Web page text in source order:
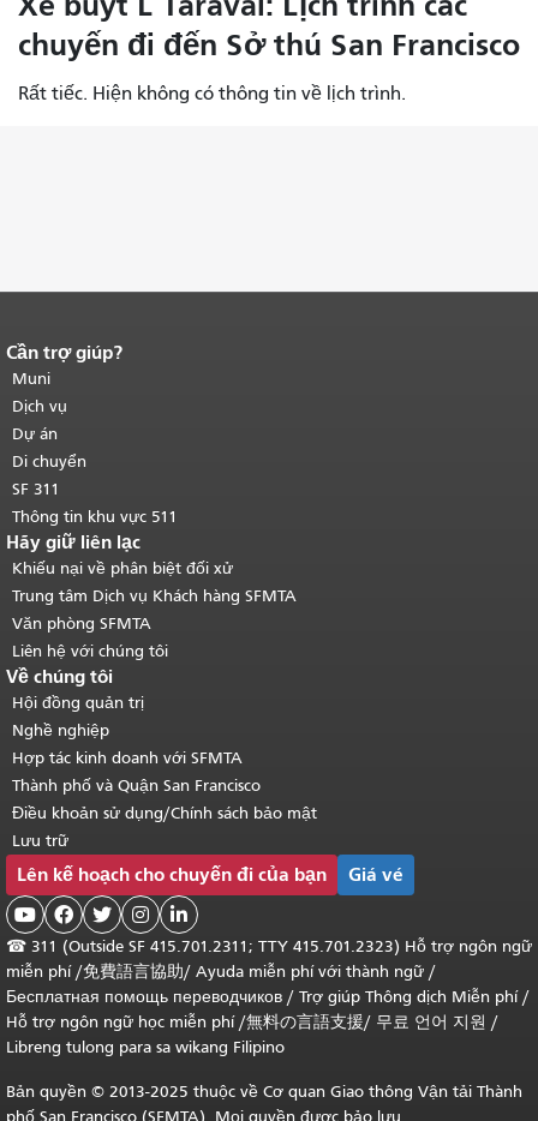
chuyến đi đến Sở thú San Francisco
Rất tiếc. Hiện không có thông tin về lịch trình.
Kết thúc nội dung trang.
của trang này được lặp lại trên mọi
trang.Quay lại đầu trang nội dung
chính.
Cần trợ giúp?
Muni
Dịch vụ
Dự án
Di chuyển
SF 311
Thông tin khu vực 511
Hãy giữ liên lạc
Khiếu nại về phân biệt đối xử
Trung tâm Dịch vụ Khách hàng SFMTA
Văn phòng SFMTA
Liên hệ với chúng tôi
Về chúng tôi
Hội đồng quản trị
Nghề nghiệp
Hợp tác kinh doanh với SFMTA
Thành phố và Quận San Francisco
Điều khoản sử dụng/Chính sách bảo mật
Lưu trữ
Lên kế hoạch cho chuyến đi của bạn Giá vé
    
☎ 311 (Outside SF 415.701.2311; TTY 415.701.2323) Hỗ trợ ngôn ngữ
miễn phí /免費語言協助/ Ayuda miễn phí với thành ngữ /
Бесплатная помощь переводчиков / Trợ giúp Thông dịch Miễn phí/
Hỗ trợ ngôn ngữ học miễn phí/無料の言語支援/ 무료 언어 지원 /
Libreng tulong para sa wikang Filipino
Bản quyền © 2013-2025 thuộc về Cơ quan Giao thông Vận tải Thành
phố San Francisco (SFMTA). Mọi quyền được bảo lưu.